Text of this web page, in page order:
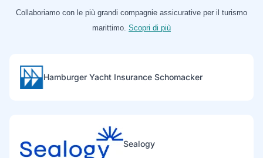
Collaboriamo con le più grandi compagnie assicurative per il turismo
marittimo. Scopri di più
Hamburger Yacht Insurance Schomacker
Sealogy